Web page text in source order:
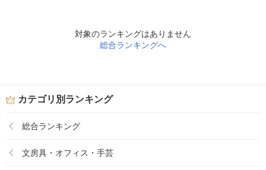
対象のランキングはありません
総合ランキングへ
カテゴリ別ランキング
総合ランキング
文房具・オフィス・手芸